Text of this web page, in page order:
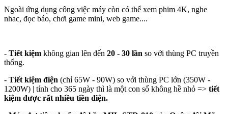
Ngoài ứng dụng công việc máy còn có thể xem phim 4K, nghe
nhac, đọc báo, chơi game mini, web game....
- Tiết kiệm không gian lên đến 20 - 30 lần so với thùng PC truyền
thống.
- Tiết kiệm điện (chỉ 65W - 90W) so với thùng PC lớn (350W -
1200W) | tính cho 365 ngày thì là một con số không hề nhỏ => tiết
kiệm được rất nhiều tiền điện.